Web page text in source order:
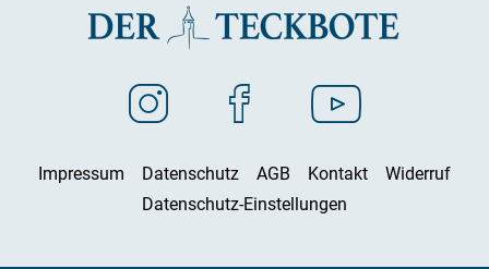
Impressum Datenschutz AGB Kontakt
Widerruf
Datenschutz-Einstellungen